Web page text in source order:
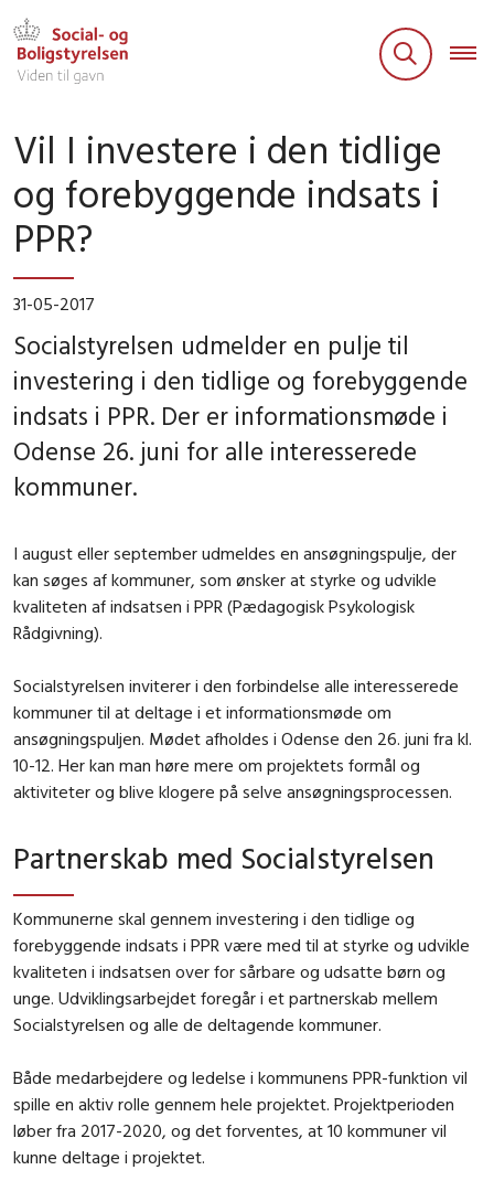
Vil I investere i den tidlige
og forebyggende indsats i
PPR?
31-05-2017
Socialstyrelsen udmelder en pulje til
investering i den tidlige og forebyggende
indsats i PPR. Der er informationsmøde i
Odense 26. juni for alle interesserede
kommuner.
I august eller september udmeldes en ansøgningspulje, der
kan søges af kommuner, som ønsker at styrke og udvikle
kvaliteten af indsatsen i PPR (Pædagogisk Psykologisk
Rådgivning).
Socialstyrelsen inviterer i den forbindelse alle interesserede
kommuner til at deltage i et informationsmøde om
ansøgningspuljen. Mødet afholdes i Odense den 26. juni fra kl.
10-12. Her kan man høre mere om projektets formål og
aktiviteter og blive klogere på selve ansøgningsprocessen.
Partnerskab med Socialstyrelsen
Kommunerne skal gennem investering i den tidlige og
forebyggende indsats i PPR være med til at styrke og udvikle
kvaliteten i indsatsen over for sårbare og udsatte børn og
unge. Udviklingsarbejdet foregår i et partnerskab mellem
Socialstyrelsen og alle de deltagende kommuner.
Både medarbejdere og ledelse i kommunens PPR-funktion vil
spille en aktiv rolle gennem hele projektet. Projektperioden
løber fra 2017-2020, og det forventes, at 10 kommuner vil
kunne deltage i projektet.